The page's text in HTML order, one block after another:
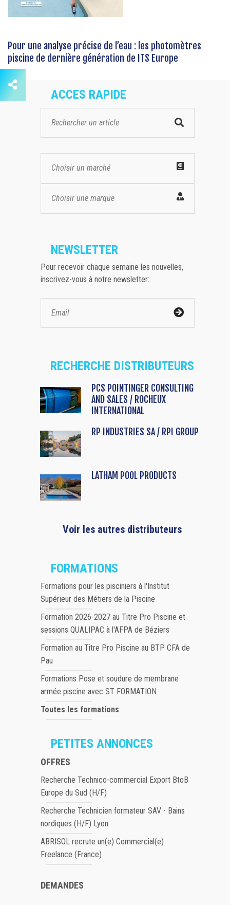
Pour une analyse précise de l’eau : les photomètres
piscine de dernière génération de ITS Europe
ACCES RAPIDE
Choisir un marché
Choisir une marque
NEWSLETTER
Pour recevoir chaque semaine les nouvelles,
inscrivez-vous à notre newsletter:
RECHERCHE DISTRIBUTEURS
PCS POINTINGER CONSULTING
AND SALES / ROCHEUX
INTERNATIONAL
RP INDUSTRIES SA / RPI GROUP
LATHAM POOL PRODUCTS
Voir les autres distributeurs
FORMATIONS
Formations pour les pisciniers à l'Institut
Supérieur des Métiers de la Piscine
Formation 2026-2027 au Titre Pro Piscine et
sessions QUALIPAC à l'AFPA de Béziers
Formation au Titre Pro Piscine au BTP CFA de
Pau
Formations Pose et soudure de membrane
armée piscine avec ST FORMATION
Toutes les formations
PETITES ANNONCES
OFFRES
Recherche Technico-commercial Export BtoB
Europe du Sud (H/F)
Recherche Technicien formateur SAV - Bains
nordiques (H/F) Lyon
ABRISOL recrute un(e) Commercial(e)
Freelance (France)
DEMANDES